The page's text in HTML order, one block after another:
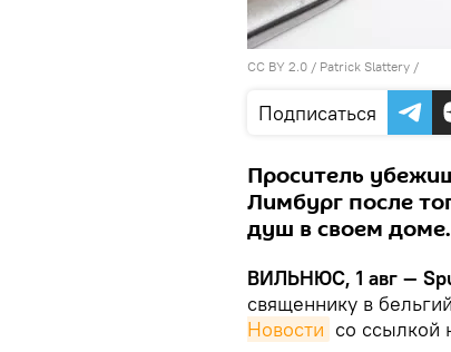
CC BY 2.0 / Patrick Slattery /
Подписаться
Проситель
Лимбург после
душ в своем
ВИЛЬНЮС, 1 авг —
священнику в
Новости со ссылкой